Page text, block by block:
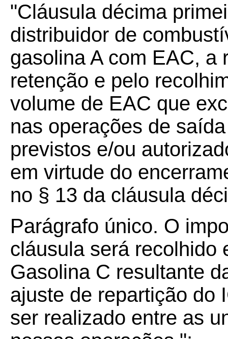
"Cláusula décima
distribuidor de
gasolina A com EAC, a
retenção e pelo
volume de EAC que
nas operações de
previstos e/ou
em virtude do
no § 13 da cláusula
Parágrafo único. O
cláusula será recolhido
Gasolina C resultante
ajuste de repartição do
ser realizado entre as